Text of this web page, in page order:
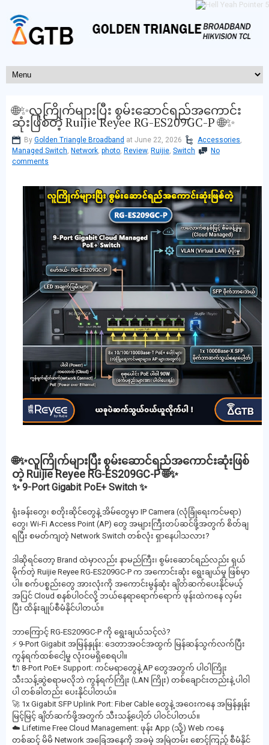
🌐✨လူကြိုက်များပြီး စွမ်းဆောင်ရည်အကောင်း
ဆုံးဖြစ်တဲ့ Ruijie Reyee RG-ES209GC-P 🌐✨
By Golden Triangle Broadband at June 22, 2026 Accessories,
Managed Switch, Network, photo, Review, Ruijie, Switch
No
comments
🌐✨လူကြိုက်များပြီး စွမ်းဆောင်ရည်အကောင်းဆုံးဖြစ်
တဲ့ Ruijie Reyee RG-ES209GC-P 🌐✨
✨ 9-Port Gigabit PoE+ Switch ✨
ရုံးခန်းတွေ၊ စတိုးဆိုင်တွေနဲ့ အိမ်တွေမှာ IP Camera (လုံခြုံရေးကင်မရာ)
တွေ၊ Wi-Fi Access Point (AP) တွေ အများကြီးတပ်ဆင်ဖို့အတွက် စိတ်ချ
ရပြီး စမတ်ကျတဲ့ Network Switch တစ်လုံး ရှာနေပါသလား?
ဒါဆိုရင်တော့ Brand ထဲမှာလည်း နာမည်ကြီး၊ စွမ်းဆောင်ရည်လည်း ရှယ်
မိုက်တဲ့ Ruijie Reyee RG-ES209GC-P က အကောင်းဆုံး ရွေးချယ်မှု ဖြစ်မှာ
ပါ။ စက်ပစ္စည်းတွေ အားလုံးကို အကောင်းမွန်ဆုံး ချိတ်ဆက်ပေးနိုင်မယ့်
အပြင် Cloud စနစ်ပါဝင်လို့ ဘယ်နေရာရောက်ရောက် ဖုန်းထဲကနေ လှမ်း
ပြီး ထိန်းချုပ်စီမံနိုင်ပါတယ်။
ဘာကြောင့် RG-ES209GC-P ကို ရွေးချယ်သင့်လဲ?
⚡ 9-Port Gigabit အမြန်နှုန်း: ဒေတာအဝင်အထွက် မြန်ဆန်သွက်လက်ပြီး
ကွန်ရက်ထစ်ငေါ့မှု လုံးဝမရှိစေရပါ။
🔌 8-Port PoE+ Support: ကင်မရာတွေနဲ့ AP တွေအတွက် ပါဝါကြိုး
သီးသန့်ဆွဲစရာမလိုဘဲ ကွန်ရက်ကြိုး (LAN ကြိုး) တစ်ချောင်းတည်းနဲ့ ပါဝါ
ပါ တစ်ခါတည်း ပေးနိုင်ပါတယ်။
🚀 1x Gigabit SFP Uplink Port: Fiber Cable တွေနဲ့ အဝေးကနေ အမြန်နှုန်း
မြင့်မြင့် ချိတ်ဆက်ဖို့အတွက် သီးသန့်ပေါ့တ် ပါဝင်ပါတယ်။
☁️ Lifetime Free Cloud Management: ဖုန်း App (သို့) Web ကနေ
တစ်ဆင့် မိမိ Network အခြေအနေကို အခမဲ့ အမြဲတမ်း စောင့်ကြည့် စီမံနိုင်